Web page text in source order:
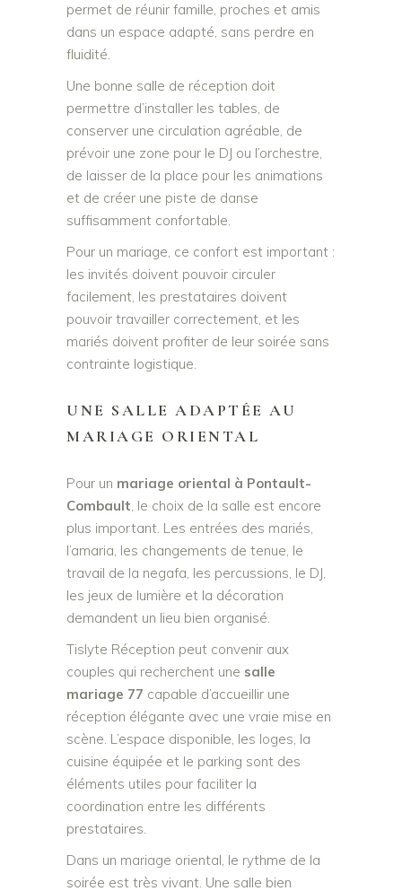
permet de réunir famille, proches et amis
dans un espace adapté, sans perdre en
fluidité.
Une bonne salle de réception doit
permettre d’installer les tables, de
conserver une circulation agréable, de
prévoir une zone pour le DJ ou l’orchestre,
de laisser de la place pour les animations
et de créer une piste de danse
suffisamment confortable.
Pour un mariage, ce confort est important :
les invités doivent pouvoir circuler
facilement, les prestataires doivent
pouvoir travailler correctement, et les
mariés doivent profiter de leur soirée sans
contrainte logistique.
UNE SALLE ADAPTÉE AU
MARIAGE ORIENTAL
Pour un mariage oriental à Pontault-
Combault, le choix de la salle est encore
plus important. Les entrées des mariés,
l’amaria, les changements de tenue, le
travail de la negafa, les percussions, le DJ,
les jeux de lumière et la décoration
demandent un lieu bien organisé.
Tislyte Réception peut convenir aux
couples qui recherchent une salle
mariage 77 capable d’accueillir une
réception élégante avec une vraie mise en
scène. L’espace disponible, les loges, la
cuisine équipée et le parking sont des
éléments utiles pour faciliter la
coordination entre les différents
prestataires.
Dans un mariage oriental, le rythme de la
soirée est très vivant. Une salle bien